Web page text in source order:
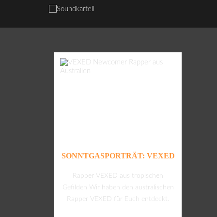
SONNTGASPORTRÄT: VEXED
Rapper VEXED aus tropischen
Gefilden Wir haben den australischen
Rapper VEXED für Euch entdeckt.